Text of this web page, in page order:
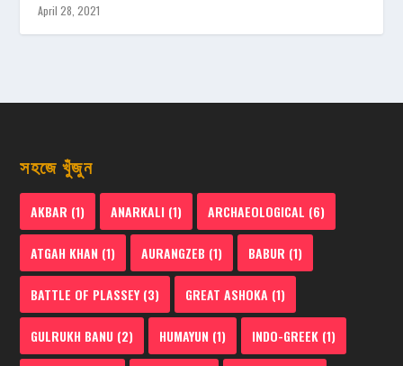
April 28, 2021
সহজে খুঁজুন
AKBAR (1) ANARKALI (1) ARCHAEOLOGICAL (6)
ATGAH KHAN (1) AURANGZEB (1) BABUR (1)
BATTLE OF PLASSEY(3) GREAT ASHOKA (1)
GULRUKH BANU (2) HUMAYUN (1) INDO-GREEK (1)